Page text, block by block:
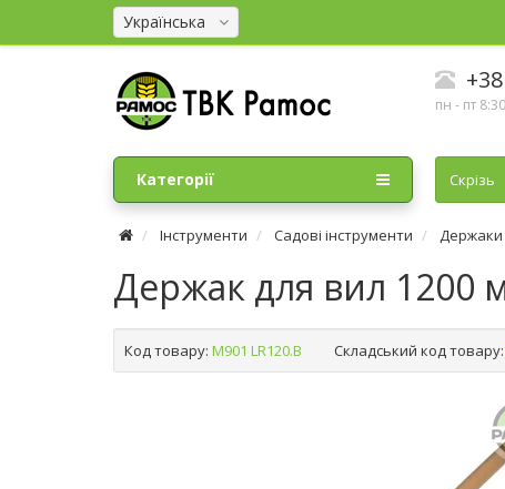
Українська
пн - пт
Cкрізь
Категорії
Інструменти Садові інструменти Держаки
Держак для вил 1200
Код товару: M901 LR120.B Складський код товару: